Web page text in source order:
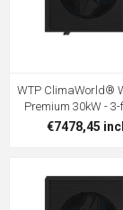
WTP ClimaWorld®
Premium 30kW -
€7478,45